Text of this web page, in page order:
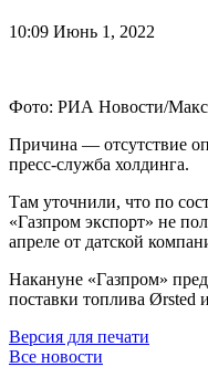
10:09 Июнь 1, 2022
Фото: РИА Новости/
Причина — отсутствие
пресс-служба холдинга.
Там уточнили, что по
«Газпром экспорт» не
апреле от датской
Накануне «Газпром»
поставки топлива Ørsted
Версия для печати
Все новости